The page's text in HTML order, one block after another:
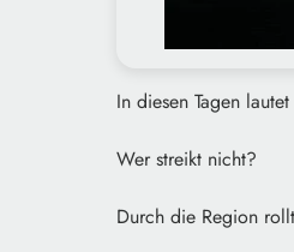
In diesen Tagen
Wer streikt nicht?
Durch die Region